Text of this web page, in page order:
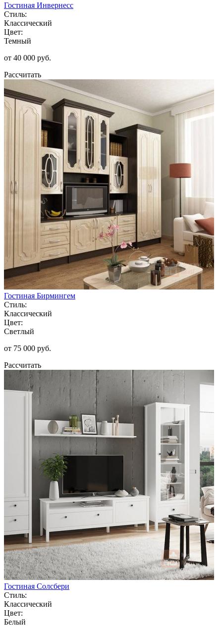
Гостиная Инвернесс
Стиль:
Классический
Цвет:
Темный
от 40 000 руб.
Рассчитать
Гостиная Бирмингем
Стиль:
Классический
Цвет:
Светлый
от 75 000 руб.
Рассчитать
Гостиная Солсбери
Стиль:
Классический
Цвет:
Белый